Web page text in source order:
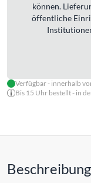
können.
öffentliche
Verfügbar - innerhalb
Bis 15 Uhr bestellt - in
Beschreibung